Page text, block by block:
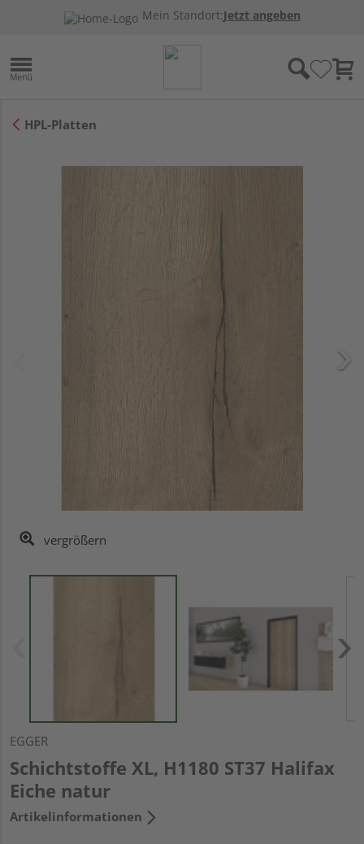
Mein Standort:Jetzt angeben
HPL-Platten
vergrößern
EGGER
Schichtstoffe XL, H1180 ST37 Halifax
Eiche natur
Artikelinformationen